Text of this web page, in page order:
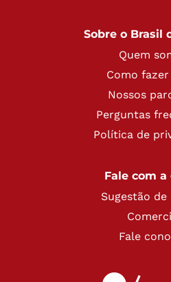
Sobre o Brasil
Quem
Como
Nossos
Perguntas
Política de
Fale com a
Sugestão de
Fale